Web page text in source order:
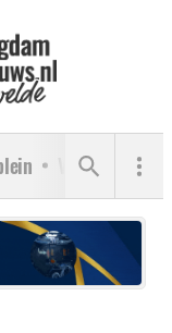
Verenigingen